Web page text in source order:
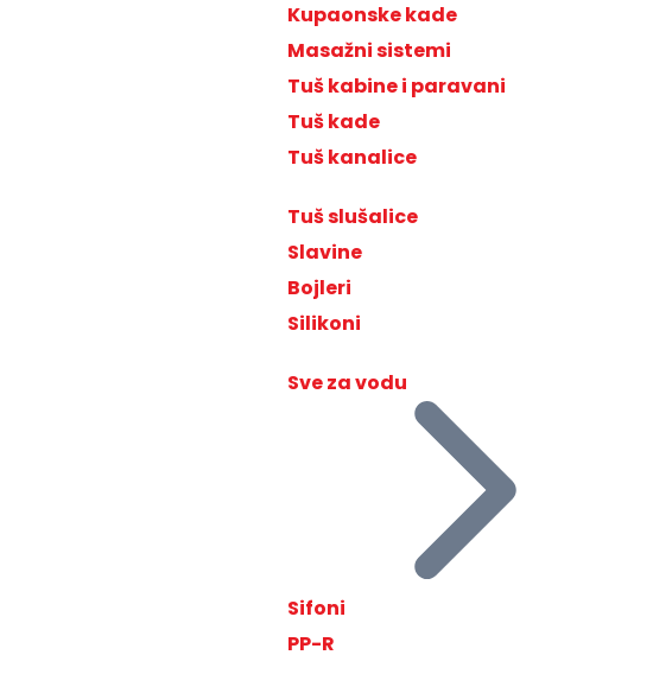
Kupaonske kade
Masažni sistemi
Tuš kabine i paravani
Tuš kade
Tuš kanalice
Tuš slušalice
Slavine
Bojleri
Silikoni
Sve za vodu
Sifoni
PP-R